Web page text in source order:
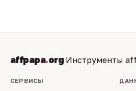
affpapa.org Инструменты
СЕРВИСЫ